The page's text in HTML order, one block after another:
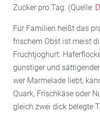
Zucker pro Tag. (Quelle:
Für Familien heißt das
frischem Obst ist meist
Fruchtjoghurt.
günstiger und
wer Marmelade liebt,
Quark, Frischkäse oder
gleich zwei dick belegte